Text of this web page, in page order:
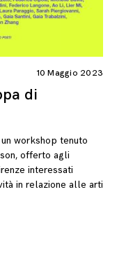
10 Maggio 2023
di
workshop tenuto
offerto agli
interessati
in relazione alle arti